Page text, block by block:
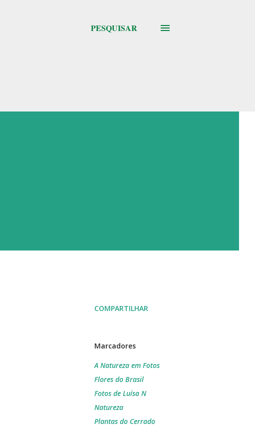
PESQUISAR
COMPARTILHAR
Marcadores
A Natureza em Fotos
Flores do Brasil
Fotos de Luísa N
Natureza
Plantas do Cerrado